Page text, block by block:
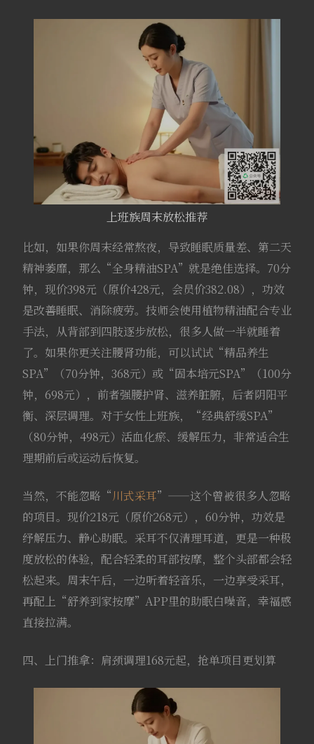
上班族周末放松推荐
比如，如果你周末经常熬夜，导致睡眠质量差、第二天
精神萎靡，那么“全身精油SPA”就是绝佳选择。70分
钟，现价398元（原价428元，会员价382.08），功效
是改善睡眠、消除疲劳。技师会使用植物精油配合专业
手法，从背部到四肢逐步放松，很多人做一半就睡着
了。如果你更关注腰肾功能，可以试试“精品养生
SPA”（70分钟，368元）或“固本培元SPA”（100分
钟，698元），前者强腰护肾、滋养脏腑，后者阴阳平
衡、深层调理。对于女性上班族，“经典舒缓SPA”
（80分钟，498元）活血化瘀、缓解压力，非常适合生
理期前后或运动后恢复。
当然，不能忽略“川式采耳”——这个曾被很多人忽略
的项目。现价218元（原价268元），60分钟，功效是
纾解压力、静心助眠。采耳不仅清理耳道，更是一种极
度放松的体验，配合轻柔的耳部按摩，整个头部都会轻
松起来。周末午后，一边听着轻音乐，一边享受采耳，
再配上“舒养到家按摩”APP里的助眠白噪音，幸福感
直接拉满。
四、上门推拿：肩颈调理168元起，抢单项目更划算